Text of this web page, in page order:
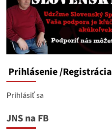
Prihlásenie/Registrácia
Prihlásiť sa
JNS na FB